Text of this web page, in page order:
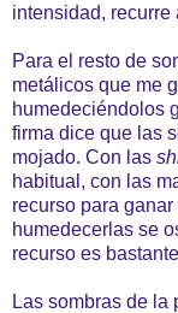
intensidad, recurre
Para el resto de
metálicos que me
humedeciéndolos
firma dice que las
mojado. Con las
habitual, con las
recurso para
humedecerlas se
recurso es
Las sombras de la